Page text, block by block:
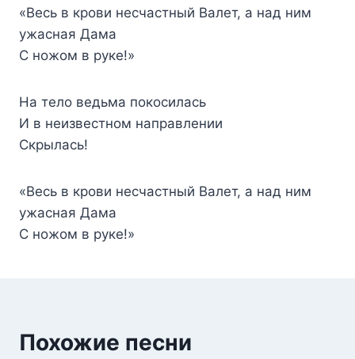
«Весь в крови несчастный Валет, а над ним
ужасная Дама
С ножом в руке!»
На тело ведьма покосилась
И в неизвестном направлении
Скрылась!
«Весь в крови несчастный Валет, а над ним
ужасная Дама
С ножом в руке!»
Похожие песни